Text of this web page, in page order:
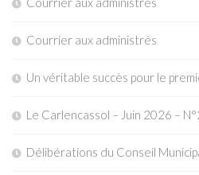
Courrier aux administrés
Un véritable succès pour le
Le Carlencassol – Juin 2026 –
Délibérations du Conseil